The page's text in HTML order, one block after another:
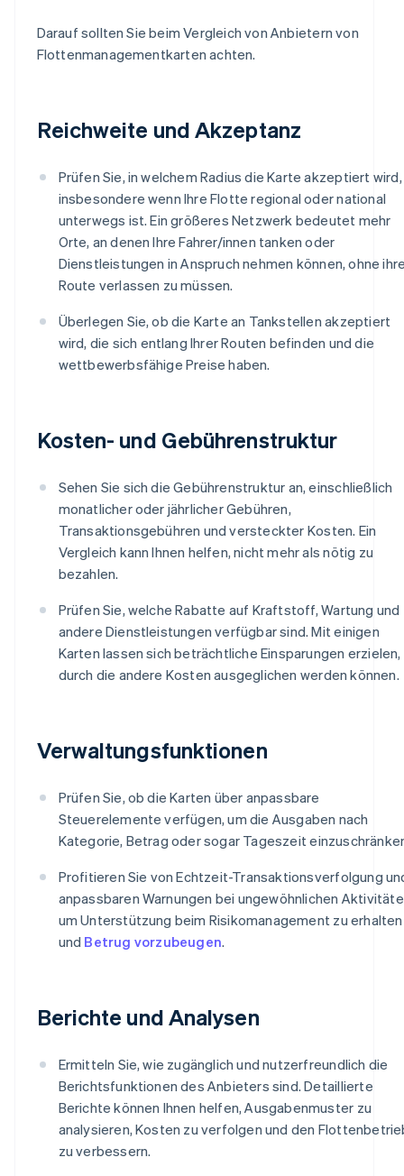
Darauf sollten Sie beim Vergleich von Anbietern von
Flottenmanagementkarten achten.
Reichweite und Akzeptanz
Prüfen Sie, in welchem Radius die Karte akzeptiert wird,
insbesondere wenn Ihre Flotte regional oder national
unterwegs ist. Ein größeres Netzwerk bedeutet mehr
Orte, an denen Ihre Fahrer/innen tanken oder
Dienstleistungen in Anspruch nehmen können, ohne
Route verlassen zu müssen.
Überlegen Sie, ob die Karte an Tankstellen akzeptiert
wird, die sich entlang Ihrer Routen befinden und die
wettbewerbsfähige Preise haben.
Kosten- und Gebührenstruktur
Sehen Sie sich die Gebührenstruktur an, einschließlich
monatlicher oder jährlicher Gebühren,
Transaktionsgebühren und versteckter Kosten. Ein
Vergleich kann Ihnen helfen, nicht mehr als nötig zu
bezahlen.
Prüfen Sie, welche Rabatte auf Kraftstoff, Wartung und
andere Dienstleistungen verfügbar sind. Mit einigen
Karten lassen sich beträchtliche Einsparungen erzielen,
durch die andere Kosten ausgeglichen werden können.
Verwaltungsfunktionen
Prüfen Sie, ob die Karten über anpassbare
Steuerelemente verfügen, um die Ausgaben nach
Kategorie, Betrag oder sogar Tageszeit
Profitieren Sie von Echtzeit-Transaktionsverfolgung
anpassbaren Warnungen bei ungewöhnlichen
um Unterstützung beim Risikomanagement zu erhalten
und Betrug vorzubeugen.
Berichte und Analysen
Ermitteln Sie, wie zugänglich und nutzerfreundlich die
Berichtsfunktionen des Anbieters sind. Detaillierte
Berichte können Ihnen helfen, Ausgabenmuster zu
analysieren, Kosten zu verfolgen und den
zu verbessern.